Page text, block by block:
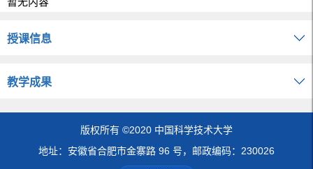
授课信息
教学成果
版权所有 ©2020 中国科学技术大学
地址：安徽省合肥市金寨路 96 号，邮政编码：230026